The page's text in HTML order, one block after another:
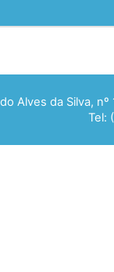
Alves da Silva,
Tel: